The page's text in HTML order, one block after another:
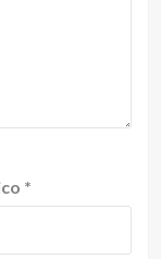
*